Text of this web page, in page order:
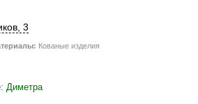
3
Кованые изделия
Диметра